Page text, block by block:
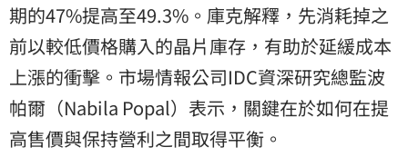
期的47%提高至49.3%。庫克解釋，先消耗掉之
前以較低價格購入的晶片庫存，有助於延緩成本
上漲的衝擊。市場情報公司IDC資深研究總監波
帕爾（Nabila Popal）表示，關鍵在於如何在提
高售價與保持營利之間取得平衡。